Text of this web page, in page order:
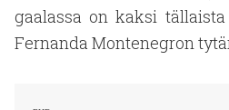
gaalassa on kaksi
Fernanda Montenegron